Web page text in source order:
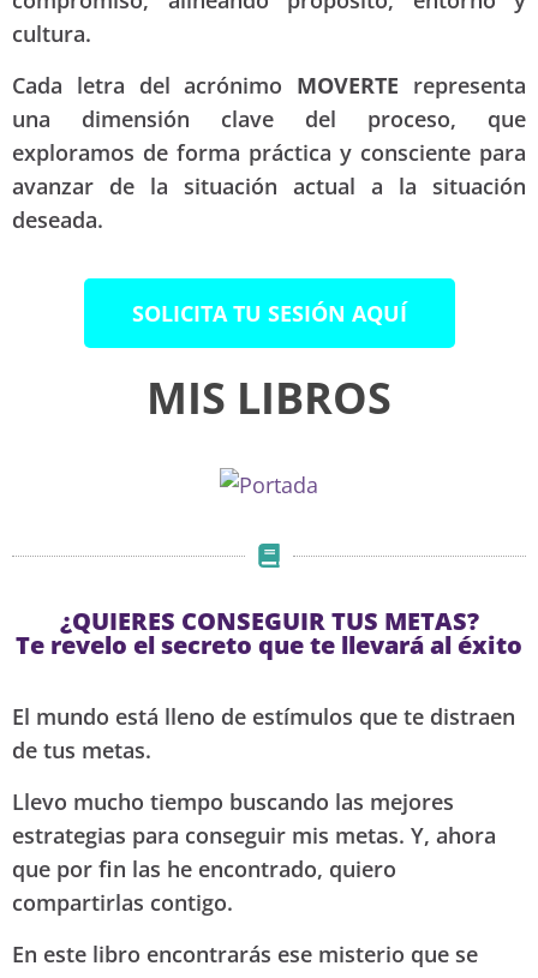
cultura.
Cada letra del acrónimo MOVERTE representa
una dimensión clave del proceso, que
exploramos de forma práctica y consciente para
avanzar de la situación actual a la situación
deseada.
SOLICITA TU SESIÓN AQUÍ
MIS LIBROS
¿QUIERES CONSEGUIR TUS METAS?
Te revelo el secreto que te llevará al éxito
El mundo está lleno de estímulos que te distraen
de tus metas.
Llevo mucho tiempo buscando las mejores
estrategias para conseguir mis metas. Y, ahora
que por fin las he encontrado, quiero
compartirlas contigo.
En este libro encontrarás ese misterio que se